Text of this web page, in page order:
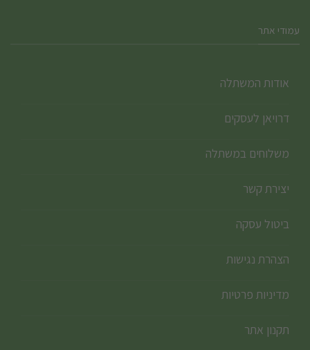
עמודי אתר
אודות המשתלה
דרויאן לעסקים
משלוחים במשתלה
יצירת קשר
ביטול עסקה
הצהרת נגישות
מדיניות פרטיות
תקנון אתר